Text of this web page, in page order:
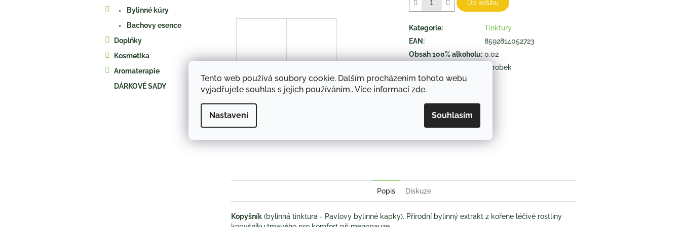
Tento web používá soubory cookie. Dalším procházením tohoto webu
vyjadřujete souhlas s jejich používáním.. Více informací zde.
Nastavení Souhlasím
Bylinné kúry
Bachovy esence
Doplňky
Kosmetika
Aromaterapie
DÁRKOVÉ SADY
hvězdiček.
Do košíku
Kategorie:
Tinktury
EAN:
8592814052723
Obsah 100% alkoholu: 0,02
výrobek
TISK ZEPTAT SE
Popis Diskuze
Kopyšník (bylinná tinktura - Pavlovy bylinné kapky). Přírodní bylinný extrakt z kořene léčivé rostliny